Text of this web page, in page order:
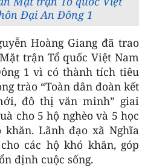
Đại An Đông 1
Hoàng Giang đã trao
trận Tổ quốc Việt Nam
1 vì có thành tích tiêu
trào “Toàn dân đoàn kết
đô thị văn minh” giai
cho 5 hộ nghèo và 5 học
Lãnh đạo xã Nghĩa
các hộ khó khăn, góp
định cuộc sống.